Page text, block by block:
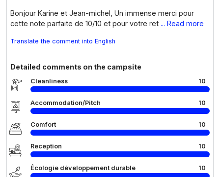
Bonjour Karine et Jean-michel, Un immense merci pour
cette note parfaite de 10/10 et pour votre ret ... Read more
Translate the comment into English
Detailed comments on the campsite
Cleanliness 10
Accommodation/Pitch 10
Comfort 10
Reception 10
Écologie développement durable 10